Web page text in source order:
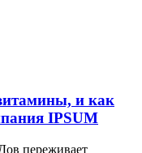
и как
IPSUM
переживает